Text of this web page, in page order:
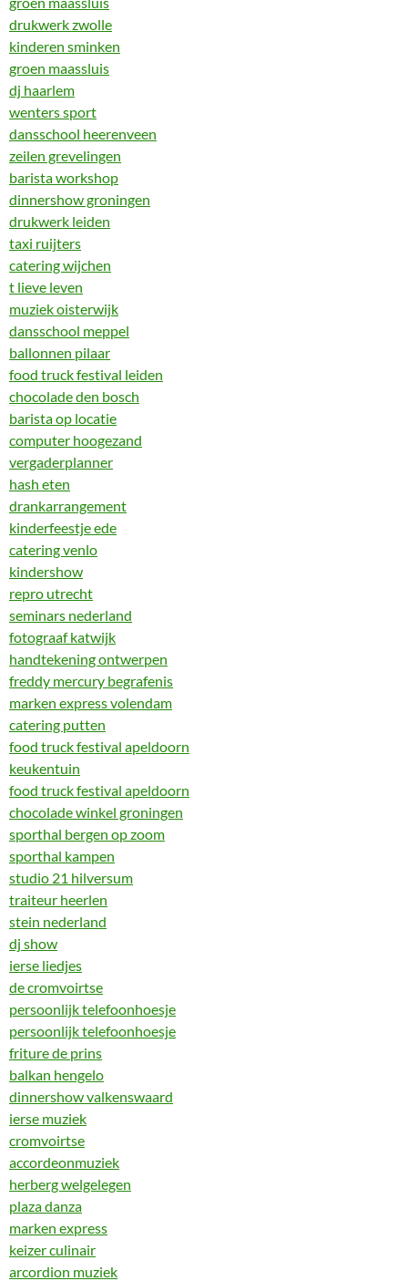
drukwerk zwolle
kinderen sminken
groen maassluis
dj haarlem
wenters sport
dansschool heerenveen
zeilen grevelingen
barista workshop
dinnershow groningen
drukwerk leiden
taxi ruijters
catering wijchen
t lieve leven
muziek oisterwijk
dansschool meppel
ballonnen pilaar
food truck festival leiden
chocolade den bosch
barista op locatie
computer hoogezand
vergaderplanner
hash eten
drankarrangement
kinderfeestje ede
catering venlo
kindershow
repro utrecht
seminars nederland
fotograaf katwijk
handtekening ontwerpen
freddy mercury begrafenis
marken express volendam
catering putten
food truck festival apeldoorn
keukentuin
food truck festival apeldoorn
chocolade winkel groningen
sporthal bergen op zoom
sporthal kampen
studio 21 hilversum
traiteur heerlen
stein nederland
dj show
ierse liedjes
de cromvoirtse
persoonlijk telefoonhoesje
persoonlijk telefoonhoesje
friture de prins
balkan hengelo
dinnershow valkenswaard
ierse muziek
cromvoirtse
accordeonmuziek
herberg welgelegen
plaza danza
marken express
keizer culinair
arcordion muziek